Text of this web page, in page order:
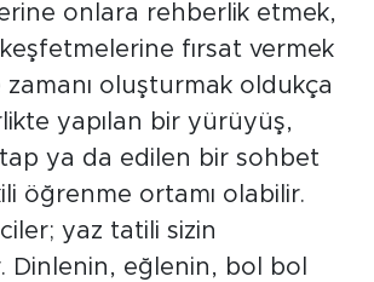
onlara rehberlik etmek,
keşfetmelerine fırsat vermek
zamanı oluşturmak oldukça
yapılan bir yürüyüş,
ya da edilen bir sohbet
öğrenme ortamı olabilir.
yaz tatili sizin
Dinlenin, eğlenin, bol bol